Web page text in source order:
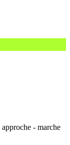
- marche